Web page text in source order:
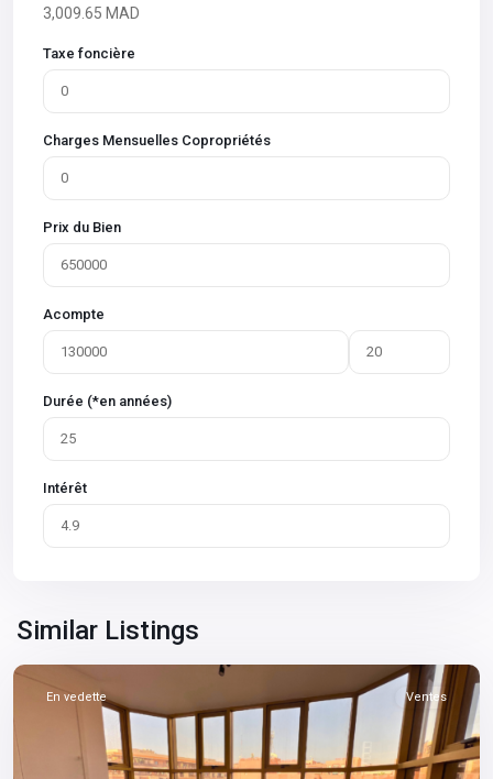
3,009.65 MAD
Taxe foncière
Charges Mensuelles Copropriétés
Prix du Bien
Acompte
Durée (*en années)
Intérêt
Similar Listings
Gueliz
Marrakech
En vedette Ventes